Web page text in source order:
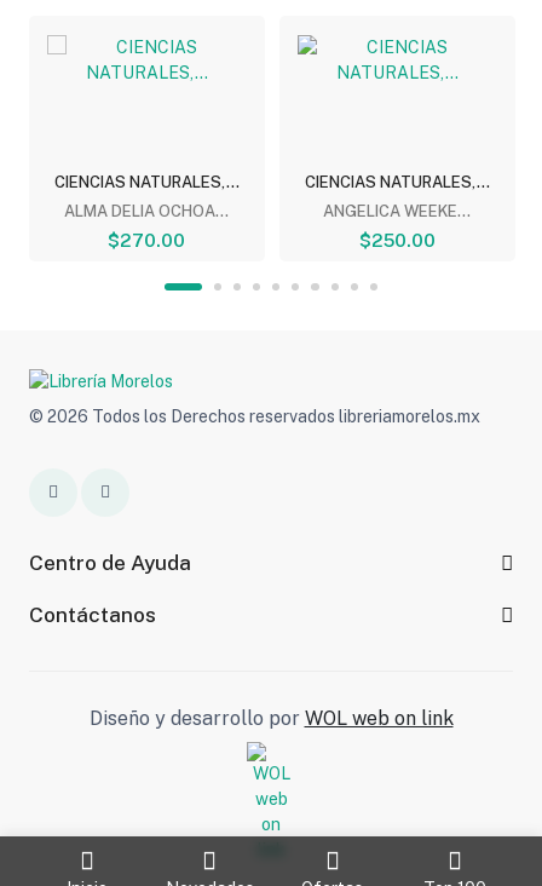
CIENCIAS NATURALES,...
ALMA DELIA OCHOA...
$270.00
CIENCIAS NATURALES,...
ANGELICA WEEKE...
$250.00
© 2026 Todos los Derechos reservados libreriamorelos.mx
Centro de Ayuda
Contáctanos
Diseño y desarrollo por WOL web on link